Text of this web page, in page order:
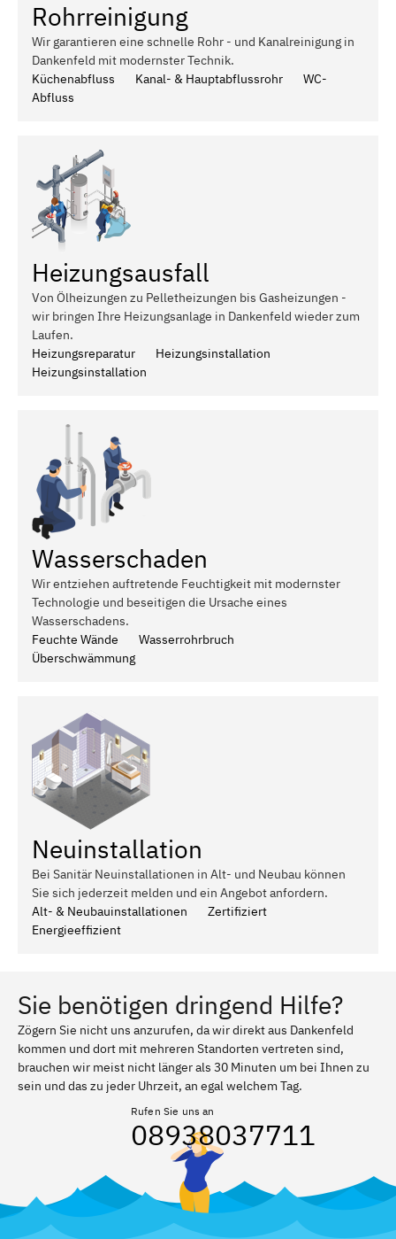
Rohrreinigung
Wir garantieren eine schnelle Rohr - und Kanalreinigung in
Dankenfeld mit modernster Technik.
Küchenabfluss
Kanal- & Hauptabflussrohr
WC-
Abfluss
Heizungsausfall
Von Ölheizungen zu Pelletheizungen bis Gasheizungen -
wir bringen Ihre Heizungsanlage in Dankenfeld wieder zum
Laufen.
Heizungsreparatur
Heizungsinstallation
Heizungsinstallation
Wasserschaden
Wir entziehen auftretende Feuchtigkeit mit modernster
Technologie und beseitigen die Ursache eines
Wasserschadens.
Feuchte Wände
Wasserrohrbruch
Überschwämmung
Neuinstallation
Bei Sanitär Neuinstallationen in Alt- und Neubau können
Sie sich jederzeit melden und ein Angebot anfordern.
Alt- & Neubauinstallationen
Zertifiziert
Energieeffizient
Sie benötigen dringend Hilfe?
Zögern Sie nicht uns anzurufen, da wir direkt aus Dankenfeld
kommen und dort mit mehreren Standorten vertreten sind,
brauchen wir meist nicht länger als 30 Minuten um bei Ihnen zu
sein und das zu jeder Uhrzeit, an egal welchem Tag.
Rufen Sie uns an
08938037711